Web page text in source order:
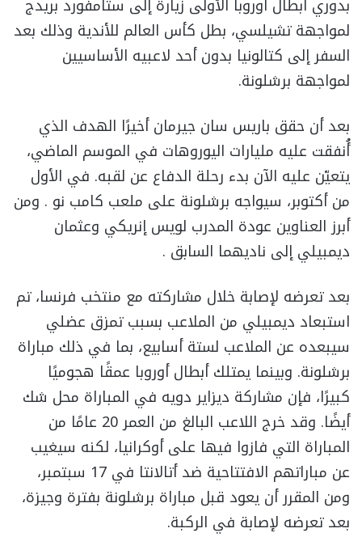
بدوري أبطال أوروبا الأولى زيارة إلى ستامفورد بريدج
لمواجهة تشيلسي، بطل كأس العالم للأندية وذلك بعد
السفر إلى كتالونيا بدون أحد لاعبيه الأساسيين
لمواجهة برشلونة.
بعد أن حقق باريس سان جيرمان أخيرًا الهدف الذي
أُنفقت عليه مليارات اليوروهات في الموسم الماضي،
يتعيّن عليه الآن بدء رحلة الدفاع عن لقبه. في الأول
من أكتوبر، سيواجه برشلونة على ملعب كامب نو . ومن
أبرز العناوين عودة المدرب لويس إنريكي وعثمان
ديمبيلي إلى ناديهما السابق .
بعد تعرضه لإصابة خلال مشاركته مع منتخب فرنسا، تم
استبعاد ديمبيلي من الملاعب بسبب تمزق عضلي
سيبعده عن الملاعب لستة أسابيع، بما في ذلك مباراة
برشلونة. وبينما يمتلك أبطال أوروبا عمقًا هجوميًا
كبيرًا، فإن مشاركة ديزاير دويه في المباراة محل شك
أيضًا. وقد خرج اللاعب البالغ من العمر 20 عامًا من
المباراة التي فازوا فيها على أوكرانيا، لكنه سيغيب
عن مباراتهم الافتتاحية ضد أتالانتا في 17 سبتمبر،
ومن المقرر أن يعود قبل مباراة برشلونة بفترة وجيزة،
بعد تعرضه لإصابة في الركبة.